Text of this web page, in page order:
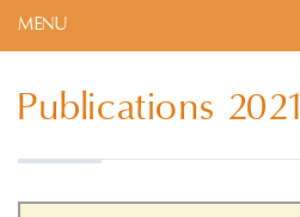
MENU
Publications 2021